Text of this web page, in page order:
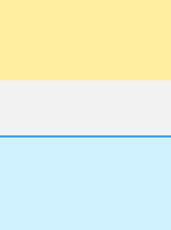
BEACH CLUB 4*